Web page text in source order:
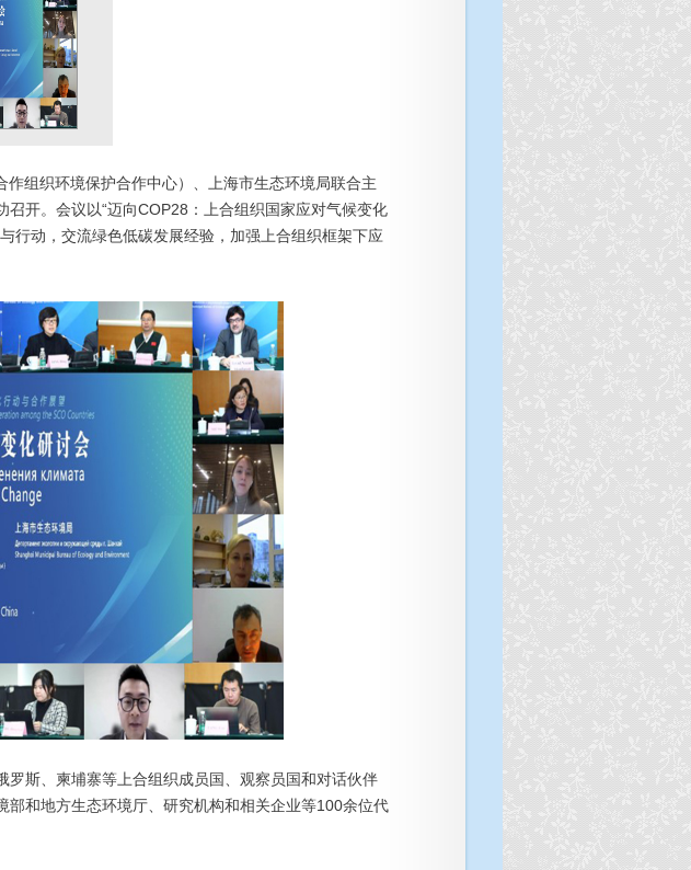
组织环境保护合作中心）、上海市生态环境局联合主
开。会议以“迈向COP28：上合组织国家应对气候变化
行动，交流绿色低碳发展经验，加强上合组织框架下应
斯、柬埔寨等上合组织成员国、观察员国和对话伙伴
和地方生态环境厅、研究机构和相关企业等100余位代